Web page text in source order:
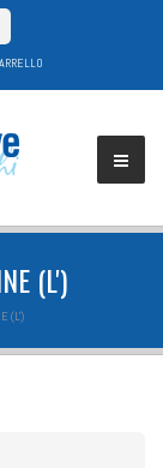
(L')
(L')